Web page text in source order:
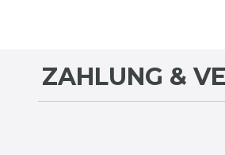
ZAHLUNG &